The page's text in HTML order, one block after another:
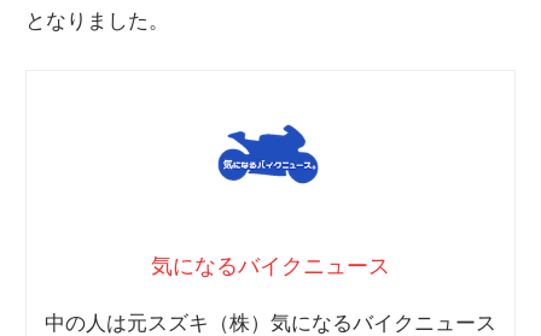
となりました。
気になるバイクニュース
中の人は元スズキ（株）気になるバイクニュース